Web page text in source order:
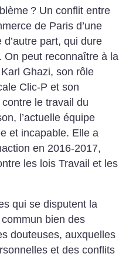
? Un conflit entre
de Paris d’une
part, qui dure
On peut reconnaître à la
Ghazi, son rôle
Clic-P et son
le travail du
l’actuelle équipe
et incapable. Elle a
en 2016-2017,
les lois Travail et les
qui se disputent la
bien des
douteuses, auxquelles
et des conflits